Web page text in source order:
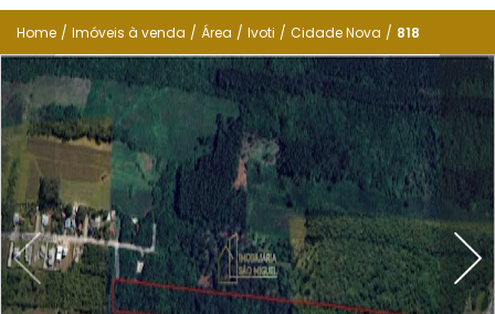
Financiamento
Negocie seu imóvel
Simulador de financiamento
Negocie seu imóvel
Imóveis favoritos
Contato
Home / Imóveis à venda / Área / Ivoti / Cidade Nova / 818